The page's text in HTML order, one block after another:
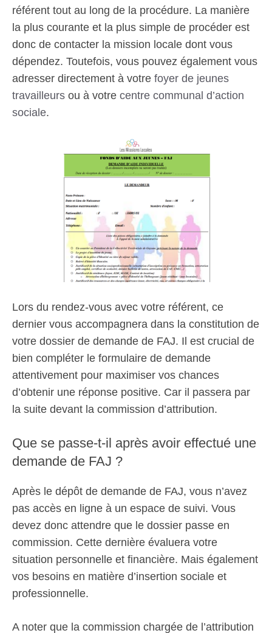
référent tout au long de la procédure. La manière
la plus courante et la plus simple de procéder est
donc de contacter la mission locale dont vous
dépendez. Toutefois, vous pouvez également vous
adresser directement à votre foyer de jeunes
travailleurs ou à votre centre communal d’action
sociale.
Lors du rendez-vous avec votre référent, ce
dernier vous accompagnera dans la constitution de
votre dossier de demande de FAJ. Il est crucial de
bien compléter le formulaire de demande
attentivement pour maximiser vos chances
d’obtenir une réponse positive. Car il passera par
la suite devant la commission d’attribution.
Que se passe-t-il après avoir effectué une
demande de FAJ ?
Après le dépôt de demande de FAJ, vous n’avez
pas accès en ligne à un espace de suivi. Vous
devez donc attendre que le dossier passe en
commission. Cette dernière évaluera votre
situation personnelle et financière. Mais également
vos besoins en matière d’insertion sociale et
professionnelle.
A noter que la commission chargée de l’attribution